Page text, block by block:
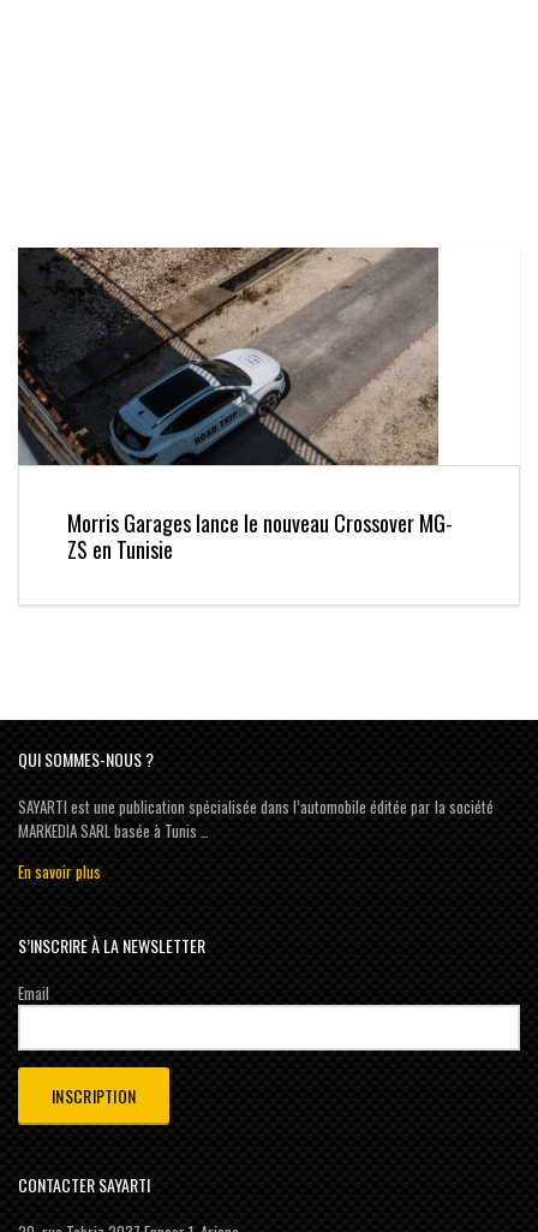
Morris Garages lance le nouveau Crossover MG-
ZS en Tunisie
QUI SOMMES-NOUS ?
SAYARTI est une publication spécialisée dans l’automobile éditée par la société
MARKEDIA SARL basée à Tunis …
En savoir plus
S’INSCRIRE À LA NEWSLETTER
Email
CONTACTER SAYARTI